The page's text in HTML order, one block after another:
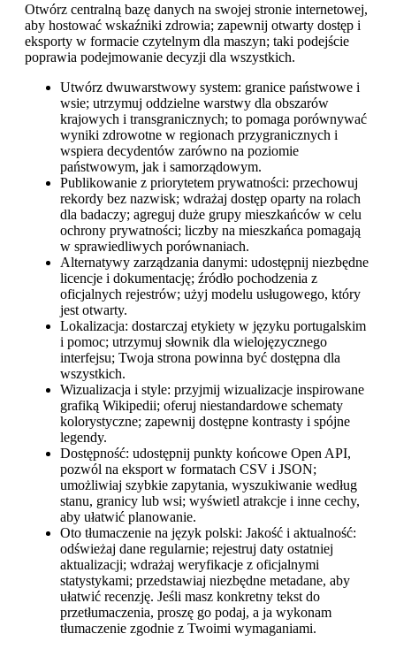
Otwórz centralną bazę danych na swojej stronie internetowej,
aby hostować wskaźniki zdrowia; zapewnij otwarty dostęp i
eksporty w formacie czytelnym dla maszyn; taki podejście
poprawia podejmowanie decyzji dla wszystkich.
Utwórz dwuwarstwowy system: granice państwowe i
wsie; utrzymuj oddzielne warstwy dla obszarów
krajowych i transgranicznych; to pomaga porównywać
wyniki zdrowotne w regionach przygranicznych i
wspiera decydentów zarówno na poziomie
państwowym, jak i samorządowym.
Publikowanie z priorytetem prywatności: przechowuj
rekordy bez nazwisk; wdrażaj dostęp oparty na rolach
dla badaczy; agreguj duże grupy mieszkańców w celu
ochrony prywatności; liczby na mieszkańca pomagają
w sprawiedliwych porównaniach.
Alternatywy zarządzania danymi: udostępnij niezbędne
licencje i dokumentację; źródło pochodzenia z
oficjalnych rejestrów; użyj modelu usługowego, który
jest otwarty.
Lokalizacja: dostarczaj etykiety w języku portugalskim
i pomoc; utrzymuj słownik dla wielojęzycznego
interfejsu; Twoja strona powinna być dostępna dla
wszystkich.
Wizualizacja i style: przyjmij wizualizacje inspirowane
grafiką Wikipedii; oferuj niestandardowe schematy
kolorystyczne; zapewnij dostępne kontrasty i spójne
legendy.
Dostępność: udostępnij punkty końcowe Open API,
pozwól na eksport w formatach CSV i JSON;
umożliwiaj szybkie zapytania, wyszukiwanie według
stanu, granicy lub wsi; wyświetl atrakcje i inne cechy,
aby ułatwić planowanie.
Oto tłumaczenie na język polski: Jakość i aktualność:
odświeżaj dane regularnie; rejestruj daty ostatniej
aktualizacji; wdrażaj weryfikacje z oficjalnymi
statystykami; przedstawiaj niezbędne metadane, aby
ułatwić recenzję. Jeśli masz konkretny tekst do
przetłumaczenia, proszę go podaj, a ja wykonam
tłumaczenie zgodnie z Twoimi wymaganiami.